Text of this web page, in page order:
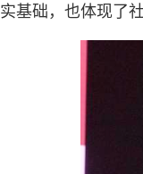
实基础，也体现了